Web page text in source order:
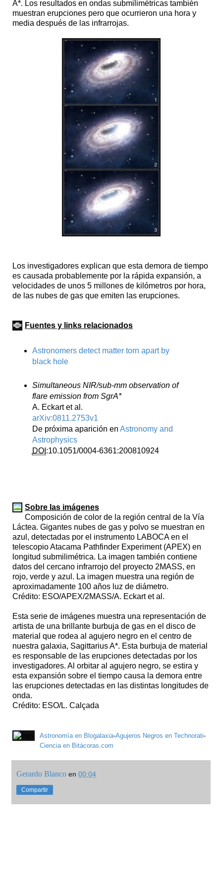
A*. Los resultados en ondas submilimétricas también
muestran erupciones pero que ocurrieron una hora y
media después de las infrarrojas.
Los investigadores explican que esta demora de tiempo
es causada probablemente por la rápida expansión, a
velocidades de unos 5 millones de kilómetros por hora,
de las nubes de gas que emiten las erupciones.
Fuentes y links relacionados
Astronomers detect matter torn apart by
black hole
Simultaneous NIR/sub-mm observation of
flare emission from SgrA*
A. Eckart et al.
arXiv:0811.2753v1
De próxima aparición en Astronomy and
Astrophysics
DOI :10.1051/0004-6361:200810924
Sobre las imágenes
Composición de color de la región central de la Vía
Láctea. Gigantes nubes de gas y polvo se muestran en
azul, detectadas por el instrumento LABOCA en el
telescopio Atacama Pathfinder Experiment (APEX) en
longitud submilimétrica. La imagen también contiene
datos del cercano infrarrojo del proyecto 2MASS, en
rojo, verde y azul. La imagen muestra una región de
aproximadamente 100 años luz de diámetro.
Crédito: ESO/APEX/2MASS/A. Eckart et al.
Esta serie de imágenes muestra una representación de
artista de una brillante burbuja de gas en el disco de
material que rodea al agujero negro en el centro de
nuestra galaxia, Sagittarius A*. Esta burbuja de material
es responsable de las erupciones detectadas por los
investigadores. Al orbitar al agujero negro, se estira y
esta expansión sobre el tiempo causa la demora entre
las erupciones detectadas en las distintas longitudes de
onda.
Crédito: ESO/L. Calçada
Astronomía en Blogalaxia-Agujeros Negros en Technorati-
Ciencia en Bitácoras.com
Gerardo Blanco en 00:04
Compartir